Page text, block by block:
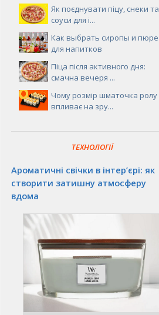
Як поєднувати піцу, снеки та
соуси для і...
Как выбрать сиропы и пюре
для напитков
Піца після активного дня:
смачна вечеря ...
Чому розмір шматочка ролу
впливає на зру...
ТЕХНОЛОГІЇ
Ароматичні свічки в інтер’єрі: як
створити затишну атмосферу
вдома